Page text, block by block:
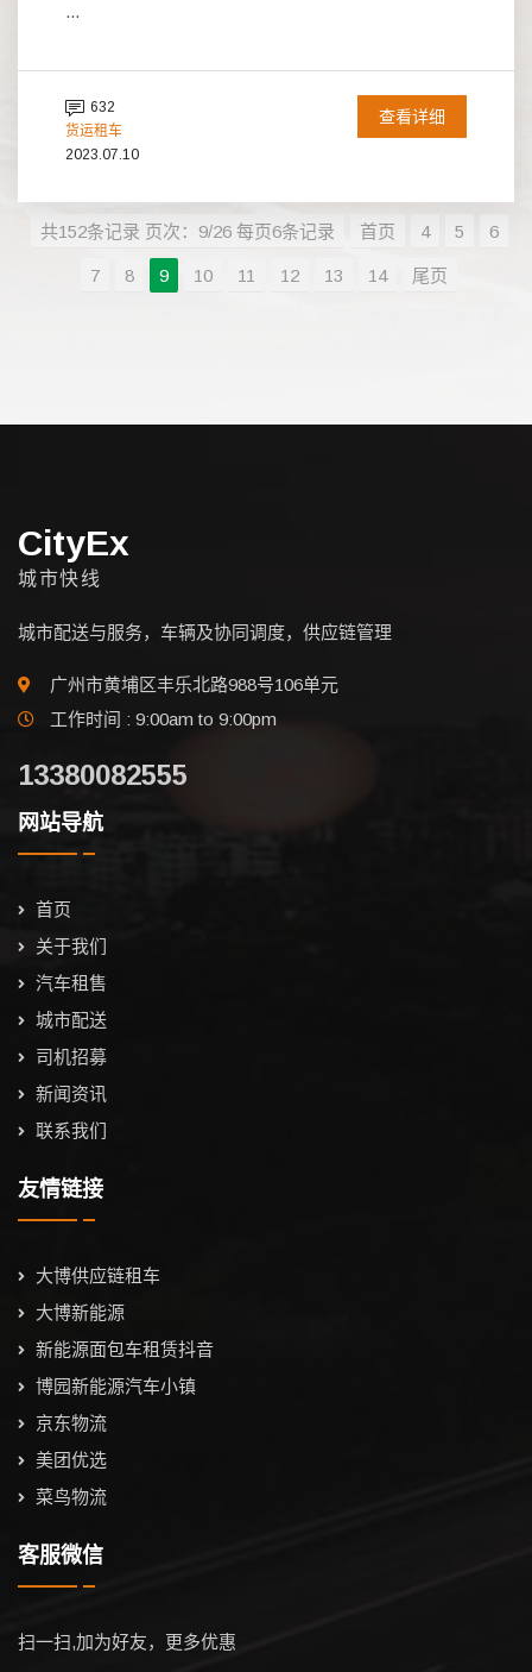
...
632
货运租车
2023.07.10
查看详细
共152条记录 页次：9/26 每页6条记录 首页 4 5 6
7 8 9 10 11 12 13 14 尾页
CityEx
城市快线
城市配送与服务，车辆及协同调度，供应链管理
广州市黄埔区丰乐北路988号106单元
工作时间 : 9:00am to 9:00pm
13380082555
网站导航
首页
关于我们
汽车租售
城市配送
司机招募
新闻资讯
联系我们
友情链接
大博供应链租车
大博新能源
新能源面包车租赁抖音
博园新能源汽车小镇
京东物流
美团优选
菜鸟物流
客服微信
扫一扫,加为好友，更多优惠